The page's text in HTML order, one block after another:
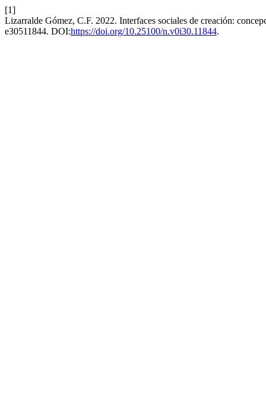
[1]
Lizarralde Gómez, C.F. 2022. Interfaces sociales de creación:
e30511844. DOI:https://doi.org/10.25100/n.v0i30.11844.